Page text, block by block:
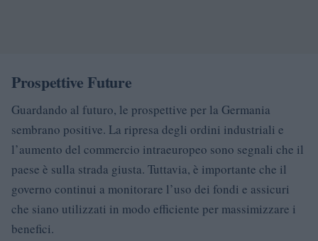
Prospettive Future
Guardando al futuro, le prospettive per la Germania
sembrano positive. La ripresa degli ordini industriali e
l’aumento del commercio intraeuropeo sono segnali che il
paese è sulla strada giusta. Tuttavia, è importante che il
governo continui a monitorare l’uso dei fondi e assicuri
che siano utilizzati in modo efficiente per massimizzare i
benefici.